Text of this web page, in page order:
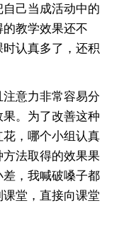
己当成活动中的
教学效果还不
认真多了，还积
意力非常容易分
。为了改善这种
，哪个小组认真
法取得的效果果
，我喊破嗓子都
堂，直接向课堂